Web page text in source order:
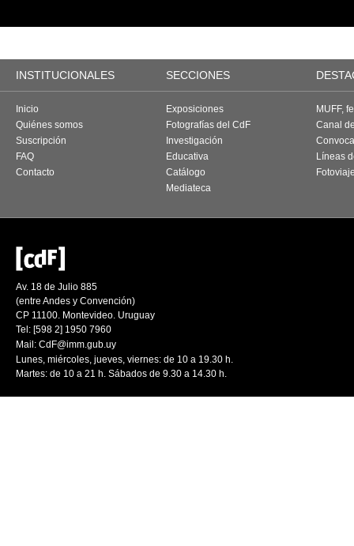
INSTITUCIONALES SECCIONES
Inicio
Quiénes somos
Suscripción
FAQ
Contacto
Exposiciones
Fotografías del CdF
Investigación
Educativa
Catálogo
Mediateca
MUFF,
Canal
Líneas
Av. 18 de Julio 885
(entre Andes y Convención)
CP 11100. Montevideo. Uruguay
Tel: [598 2] 1950 7960
Mail: CdF@imm.gub.uy
Lunes, miércoles, jueves, viernes: de 10 a 19.30 h.
Martes: de 10 a 21 h. Sábados de 9.30 a 14.30 h.